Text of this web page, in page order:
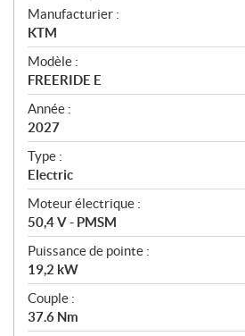
S
p
é
c
i
f
i
c
a
t
i
o
n
s
Manufacturier :
KTM
Modèle :
FREERIDE E
Année :
2027
Type :
Electric
Moteur électrique :
50,4 V - PMSM
Puissance de pointe :
19,2 kW
Couple :
37.6 Nm